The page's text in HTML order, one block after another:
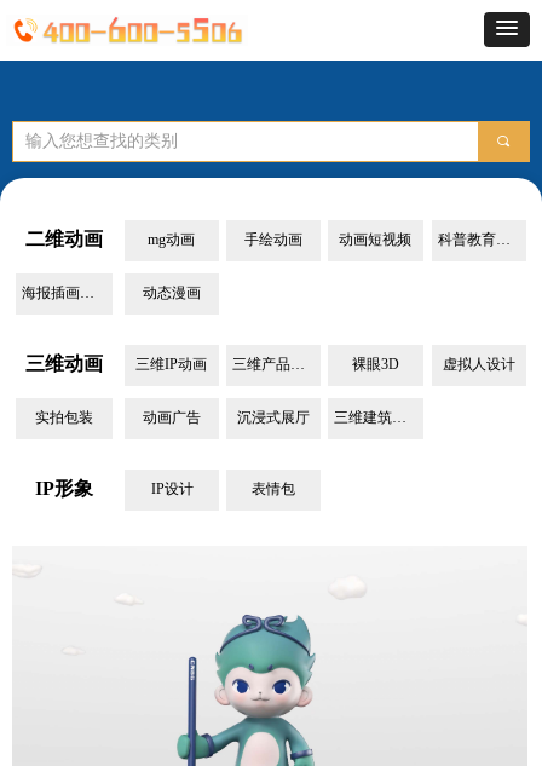
끠
二维动画 mg动画 手绘动画 动画短视频 科普教育动画
海报插画设计 动态漫画
三维IP动画 三维产品动画 裸眼3D 虚拟人设计
实拍包装 动画广告
三维动画
沉浸式展厅 三维建筑动画
IP设计 表情包
IP形象